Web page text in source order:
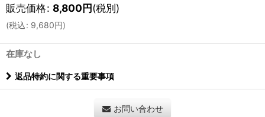
販売価格: 8,800円(税別)
(税込: 9,680円)
在庫なし
返品特約に関する重要事項
お問い合わせ